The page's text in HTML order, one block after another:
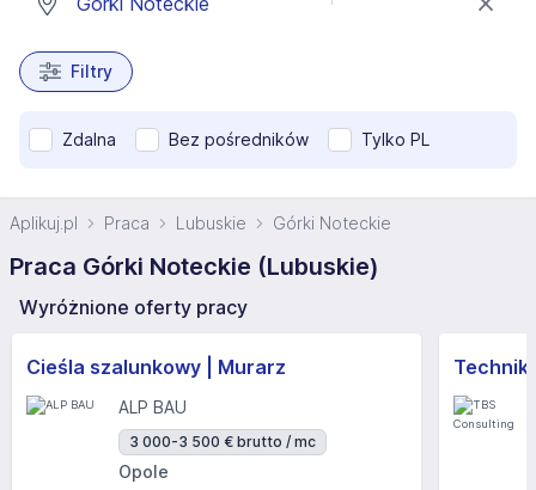
Filtry
Zdalna Bez pośredników Tylko PL
Aplikuj.pl Praca Lubuskie Górki Noteckie
Praca Górki Noteckie (Lubuskie)
Wyróżnione oferty pracy
Cieśla szalunkowy | Murarz
ALP BAU
3 000-3 500 € brutto / mc
Opole